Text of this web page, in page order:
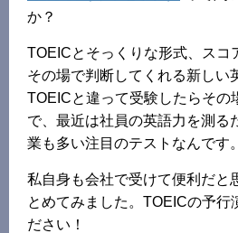
か？
TOEICとそっくりな形式、スコ
その場で判断してくれる新しい
TOEICと違って受験したらその
で、最近は社員の英語力を測る
業も多い注目のテストなんです。
私自身も会社で受けて便利だと
とめてみました。TOEICの予行
ださい！